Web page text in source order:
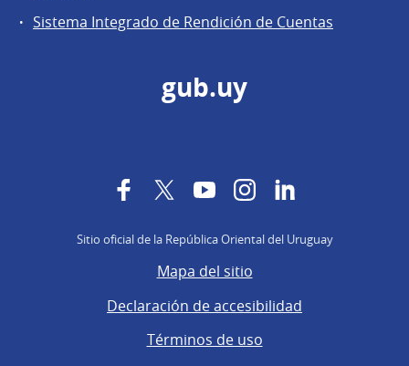
Sistema Integrado de Rendición de Cuentas
gub.uy
FacebookTwitterYouTubeInstagram
Sitio oficial de la República Oriental del Uruguay
Mapa del sitio
Declaración de accesibilidad
Términos de uso